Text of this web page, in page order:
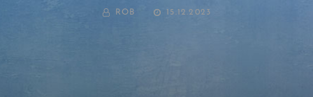
BY ROB
POSTED
15.12.2023